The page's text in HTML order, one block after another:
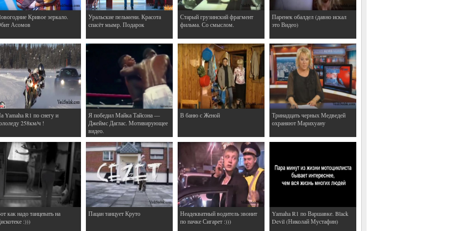
Кривое зеркало.
Асомов
Уральские пельмени. Красота
спасёт мымр. Подарок
Старый грузинский фрагмент
фильма. Со смыслом.
Паренек обалдел (давно искал
это Видео)
Yamaha R1 по снегу и
258км/ч !
Я победил Майка Тайсона —
Джеймс Даглас. Мотивирующее
видео.
В баню с Женой
Тринадцать черных Медведей
охраняют Марихуану
как надо танцевать на
:)))
Пацан танцует Круто
Неадекватный водитель звонит
по пачке Сигарет :)))
Yamaha R1 по Варшавке. Black
Devil (Николай Мустафин)